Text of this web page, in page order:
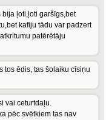
ļoti,ļoti garšīgs,bet
kafiju tādu var padzert
patērētāju
tos ēdis, tas šolaiku cīsiņu
vai ceturtdaļu.
pēc svētkiem tas nav